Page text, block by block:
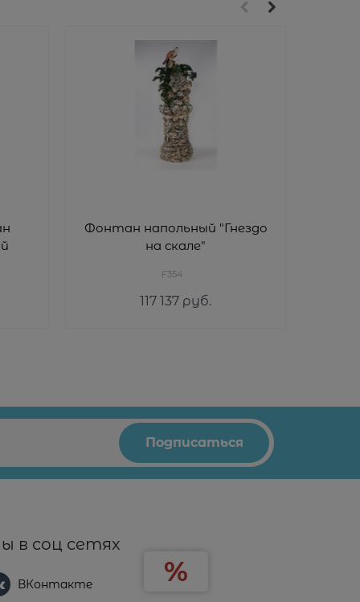
Фонтан напольный "Гнездо
на скале"
F354
117 137 руб.
в соц сетях
ВКонтакте